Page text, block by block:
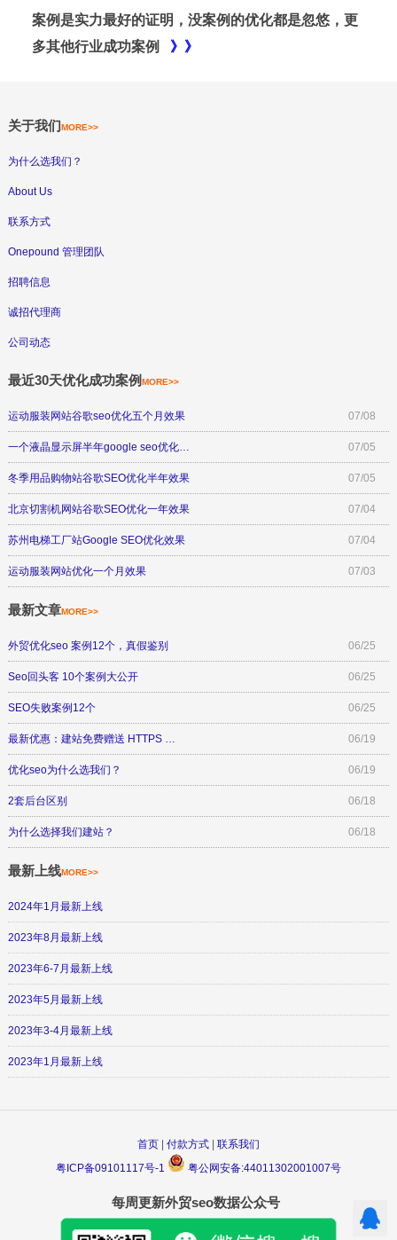
案例是实力最好的证明，没案例的优化都是忽悠，更
多其他行业成功案例
》》
关于我们MORE>>
为什么选我们？
About Us
联系方式
Onepound 管理团队
招聘信息
诚招代理商
公司动态
最近30天优化成功案例 MORE>>
运动服装网站谷歌seo优化五个月效果 07/08
一个液晶显示屏半年google seo优化… 07/05
冬季用品购物站谷歌SEO优化半年效果 07/05
北京切割机网站谷歌SEO优化一年效果 07/04
苏州电梯工厂站Google SEO优化效果 07/04
运动服装网站优化一个月效果 07/03
最新文章MORE>>
外贸优化seo 案例12个，真假鉴别 06/25
Seo回头客 10个案例大公开 06/25
SEO失败案例12个 06/25
最新优惠：建站免费赠送 HTTPS … 06/19
优化seo为什么选我们？ 06/19
2套后台区别 06/18
为什么选择我们建站？ 06/18
最新上线MORE>>
2024年1月最新上线
2023年8月最新上线
2023年6-7月最新上线
2023年5月最新上线
2023年3-4月最新上线
2023年1月最新上线
首页| 付款方式| 联系我们
粤ICP备09101117号-1
粤公网安备:44011302001007号
每周更新外贸seo数据公众号